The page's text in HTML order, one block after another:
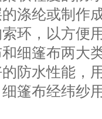
涤纶或制作
环，以方便
细篷布两大
防水性能，
篷布经纬纱